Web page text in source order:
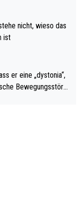
mich: Luke Little
Social Media GvV p
mal gegen Ric
nicht, wieso das
ist
er eine „dystonia“,
Bewegungsstöru